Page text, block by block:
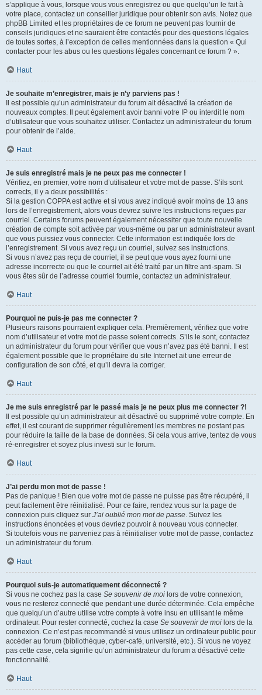
s’applique à vous, lorsque vous vous enregistrez ou que quelqu’un le fait à
votre place, contactez un conseiller juridique pour obtenir son avis. Notez que
phpBB Limited et les propriétaires de ce forum ne peuvent pas fournir de
conseils juridiques et ne sauraient être contactés pour des questions légales
de toutes sortes, à l’exception de celles mentionnées dans la question « Qui
contacter pour les abus ou les questions légales concernant ce forum ? ».
Haut
Je souhaite m’enregistrer, mais je n’y parviens pas !
Il est possible qu’un administrateur du forum ait désactivé la création de
nouveaux comptes. Il peut également avoir banni votre IP ou interdit le nom
d’utilisateur que vous souhaitez utiliser. Contactez un administrateur du forum
pour obtenir de l’aide.
Haut
Je suis enregistré mais je ne peux pas me connecter !
Vérifiez, en premier, votre nom d’utilisateur et votre mot de passe. S’ils sont
corrects, il y a deux possibilités :
Si la gestion COPPA est active et si vous avez indiqué avoir moins de 13 ans
lors de l’enregistrement, alors vous devrez suivre les instructions reçues par
courriel. Certains forums peuvent également nécessiter que toute nouvelle
création de compte soit activée par vous-même ou par un administrateur avant
que vous puissiez vous connecter. Cette information est indiquée lors de
l’enregistrement. Si vous avez reçu un courriel, suivez ses instructions.
Si vous n’avez pas reçu de courriel, il se peut que vous ayez fourni une
adresse incorrecte ou que le courriel ait été traité par un filtre anti-spam. Si
vous êtes sûr de l’adresse courriel fournie, contactez un administrateur.
Haut
Pourquoi ne puis-je pas me connecter ?
Plusieurs raisons pourraient expliquer cela. Premièrement, vérifiez que votre
nom d’utilisateur et votre mot de passe soient corrects. S’ils le sont, contactez
un administrateur du forum pour vérifier que vous n’avez pas été banni. Il est
également possible que le propriétaire du site Internet ait une erreur de
configuration de son côté, et qu’il devra la corriger.
Haut
Je me suis enregistré par le passé mais je ne peux plus me connecter ?!
Il est possible qu’un administrateur ait désactivé ou supprimé votre compte. En
effet, il est courant de supprimer régulièrement les membres ne postant pas
pour réduire la taille de la base de données. Si cela vous arrive, tentez de vous
ré-enregistrer et soyez plus investi sur le forum.
Haut
J’ai perdu mon mot de passe !
Pas de panique ! Bien que votre mot de passe ne puisse pas être récupéré, il
peut facilement être réinitialisé. Pour ce faire, rendez vous sur la page de
connexion puis cliquez sur J’ai oublié mon mot de passe. Suivez les
instructions énoncées et vous devriez pouvoir à nouveau vous connecter.
Si toutefois vous ne parveniez pas à réinitialiser votre mot de passe, contactez
un administrateur du forum.
Haut
Pourquoi suis-je automatiquement déconnecté ?
Si vous ne cochez pas la case Se souvenir de moi lors de votre connexion,
vous ne resterez connecté que pendant une durée déterminée. Cela empêche
que quelqu’un d’autre utilise votre compte à votre insu en utilisant le même
ordinateur. Pour rester connecté, cochez la case Se souvenir de moi lors de la
connexion. Ce n’est pas recommandé si vous utilisez un ordinateur public pour
accéder au forum (bibliothèque, cyber-café, université, etc.). Si vous ne voyez
pas cette case, cela signifie qu’un administrateur du forum a désactivé cette
fonctionnalité.
Haut